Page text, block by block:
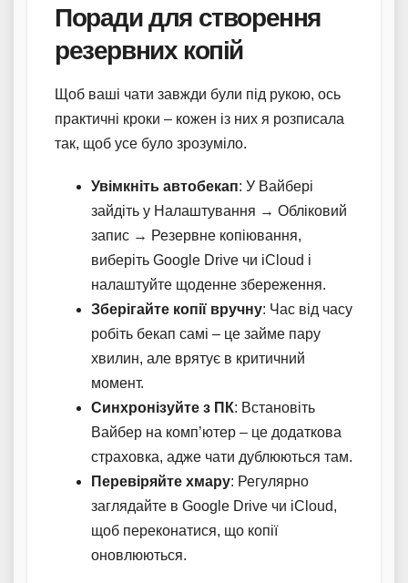
Поради для створення
резервних копій
Щоб ваші чати завжди були під рукою, ось
практичні кроки – кожен із них я розписала
так, щоб усе було зрозуміло.
Увімкніть автобекап: У Вайбері
зайдіть у Налаштування → Обліковий
запис → Резервне копіювання,
виберіть Google Drive чи iCloud і
налаштуйте щоденне збереження.
Зберігайте копії вручну: Час від часу
робіть бекап самі – це займе пару
хвилин, але врятує в критичний
момент.
Синхронізуйте з ПК: Встановіть
Вайбер на комп’ютер – це додаткова
страховка, адже чати дублюються там.
Перевіряйте хмару: Регулярно
заглядайте в Google Drive чи iCloud,
щоб переконатися, що копії
оновлюються.